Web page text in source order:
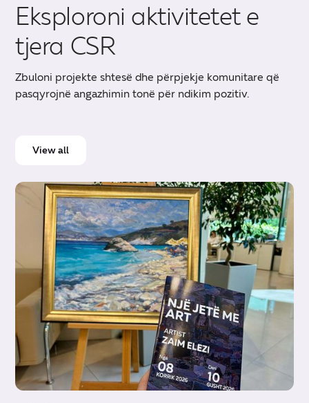
Eksploroni aktivitetet e
tjera CSR
Zbuloni projekte shtesë dhe përpjekje komunitare që
pasqyrojnë angazhimin tonë për ndikim pozitiv.
View all